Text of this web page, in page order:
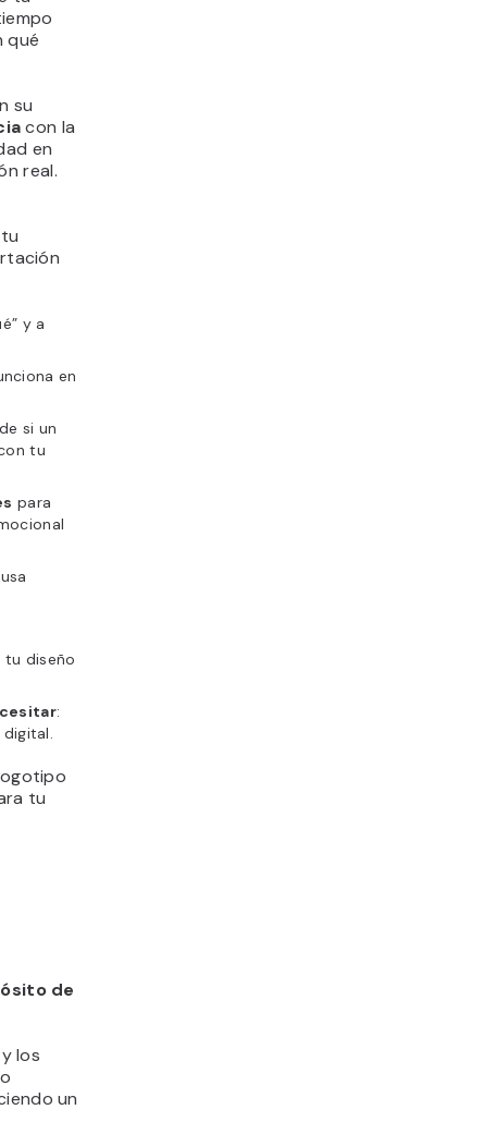
qué
su
con la
en
real.
y a
en
si un
tu
para
tu diseño
:
tu
de
los
un